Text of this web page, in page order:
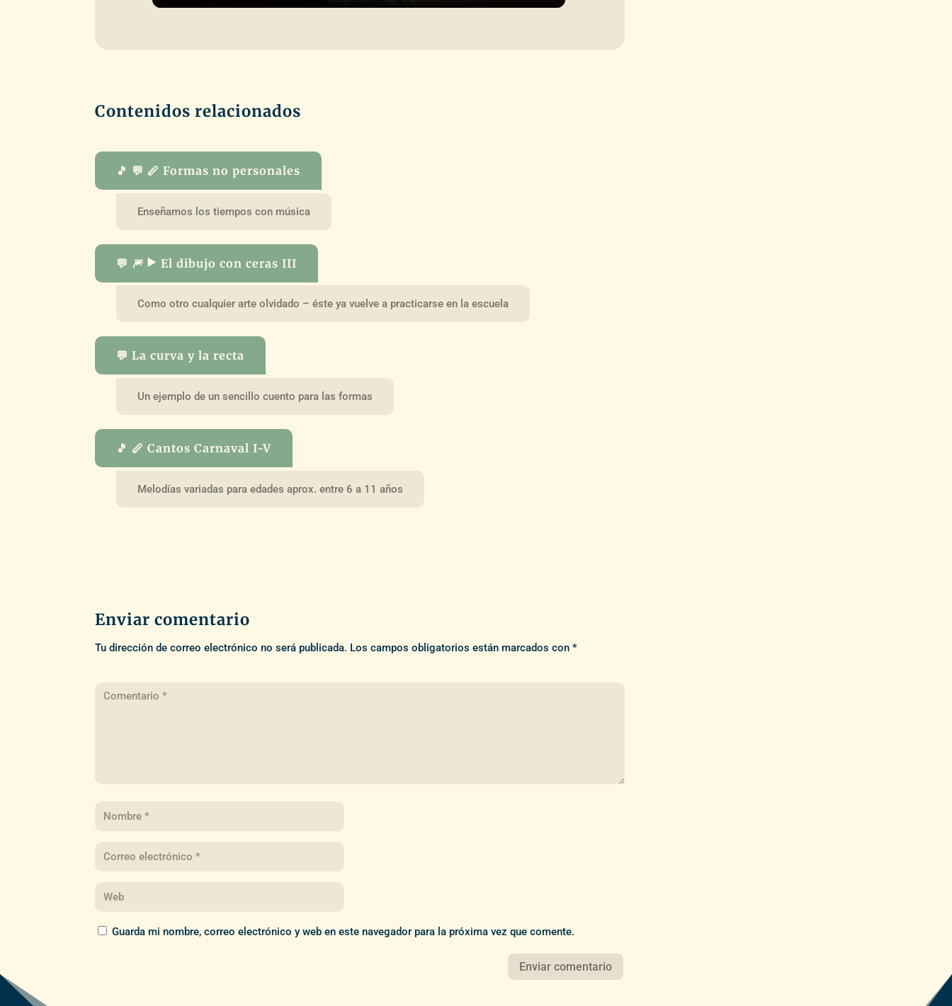
Contenidos relacionados
🎵 💬 🪈 Formas no personales
Enseñamos los tiempos con música
💬 🎆 ▶️ El dibujo con ceras III
Como otro cualquier arte olvidado – éste ya vuelve a practicarse en la escuela
💬 La curva y la recta
Un ejemplo de un sencillo cuento para las formas
🎵 🪈 Cantos Carnaval I-V
Melodías variadas para edades aprox. entre 6 a 11 años
Enviar comentario
Tu dirección de correo electrónico no será publicada. Los campos obligatorios están marcados con*
Guarda mi nombre, correo electrónico y web en este navegador para la próxima vez que comente.